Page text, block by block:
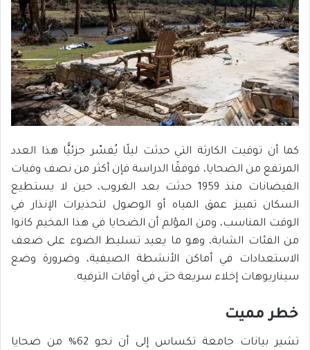
كما أن توقيت الكارثة التي حدثت ليلًا يُفسّر جزئيًّا هذا العدد
المرتفع من الضحايا، فوفقًا الدراسة فإن أكثر من نصف وفيات
الفيضانات منذ 1959 حدثت بعد الغروب، حين لا يستطيع
السكان تمييز عمق المياه أو الوصول لتحذيرات الإنذار في
الوقت المناسب، ومن المؤلم أن الضحايا في هذا المخيم كانوا
من الفئات الشابة، وهو ما يعيد تسليط الضوء على ضعف
الاستعدادات في أماكن الأنشطة الصيفية، وضرورة وضع
سيناريوهات إخلاء سريعة حتى في أوقات الترفيه.
خطر مميت
تشير بيانات جامعة تكساس إلى أن نحو 62% من ضحايا